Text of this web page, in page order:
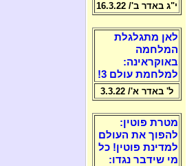
י"ג באדר ב'/ 16.3.22
לאן מתגלגלת
המלחמה
באוקראינה:
למלחמת עולם 3!
ל' באדר א'/ 3.3.22
מטרת פוטין:
להפוך את העולם
למדינת פוטין! כל
מי שידבר נגדו: